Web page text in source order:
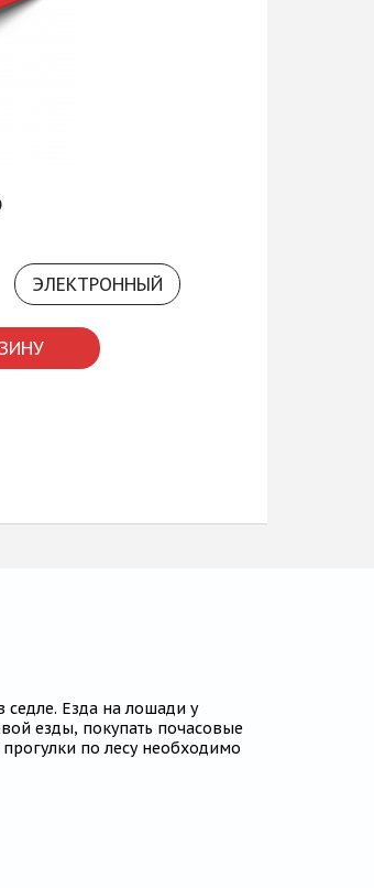
ЭЛЕКТРОННЫЙ
седле. Езда на лошади у
езды, покупать почасовые
по лесу необходимо